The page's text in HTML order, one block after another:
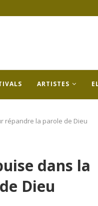
ARTISTES
répandre la parole de Dieu
dans la
Dieu